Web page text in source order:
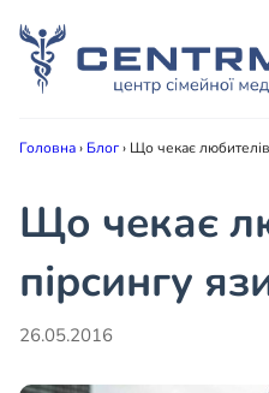
Головна› Блог› Що чекає любителів
Що чекає
пірсингу
26.05.2016